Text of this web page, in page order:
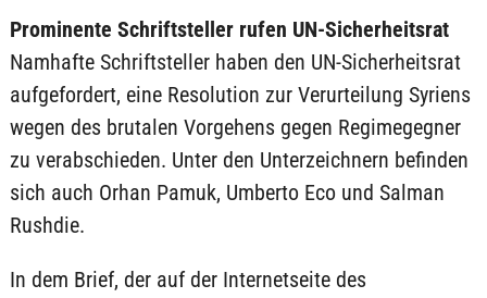
Prominente Schriftsteller rufen UN-Sicherheitsrat
Namhafte Schriftsteller haben den UN-Sicherheitsrat
aufgefordert, eine Resolution zur Verurteilung Syriens
wegen des brutalen Vorgehens gegen Regimegegner
zu verabschieden. Unter den Unterzeichnern befinden
sich auch Orhan Pamuk, Umberto Eco und Salman
Rushdie.
In dem Brief, der auf der Internetseite des